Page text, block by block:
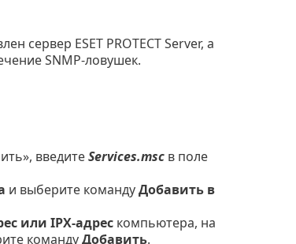
сервер ESET PROTECT Server, а
SNMP-ловушек.
введитеServices.mscв поле
и выберите командуДобавить в
или IPX-адрескомпьютера, на
командуДобавить.